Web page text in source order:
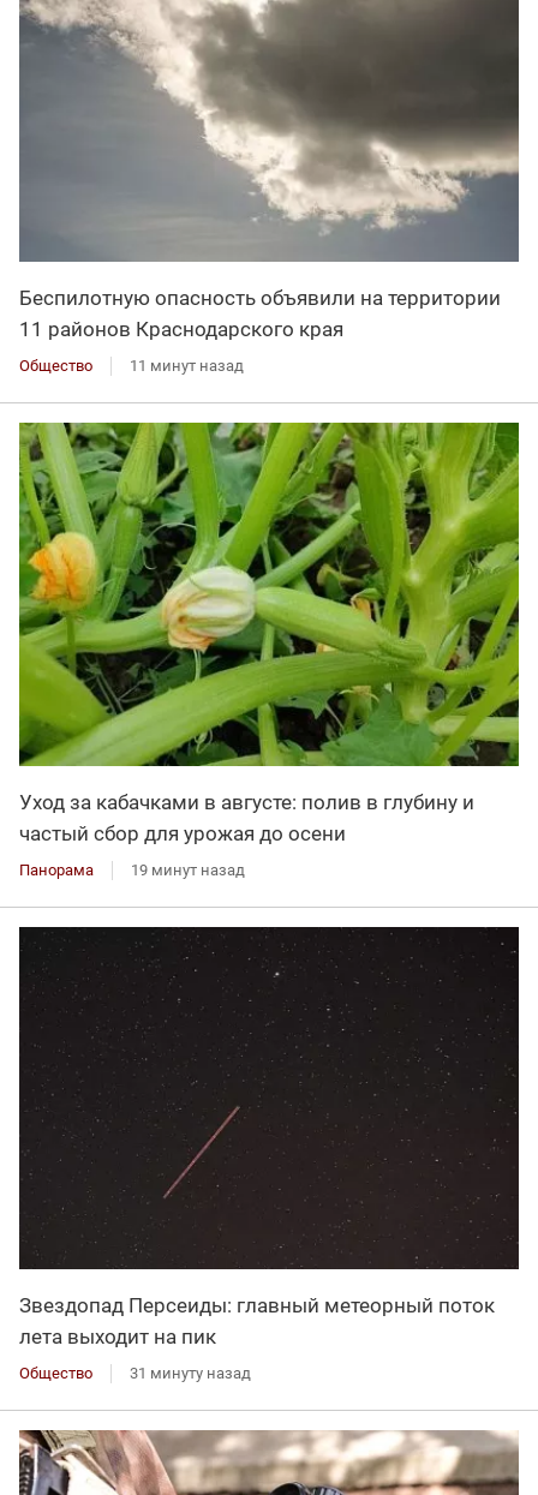
Беспилотную опасность объявили на территории
11 районов Краснодарского края
Общество 11 минут назад
Уход за кабачками в августе: полив в глубину и
частый сбор для урожая до осени
Панорама 19 минут назад
Звездопад Персеиды: главный метеорный поток
лета выходит на пик
Общество 31 минуту назад